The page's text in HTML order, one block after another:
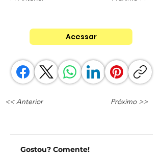
Acessar
<< Anterior Próximo >>
Gostou? Comente!